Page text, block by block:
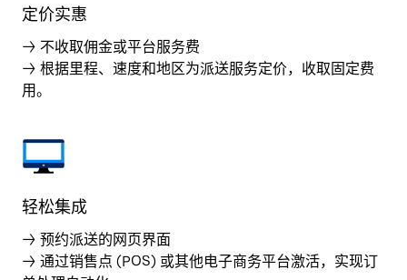
定价实惠
→ 不收取佣金或平台服务费
→ 根据里程、速度和地区为派送服务定价，收取固定费
用。
轻松集成
→ 预约派送的网页界面
→ 通过销售点 (POS) 或其他电子商务平台激活，实现订